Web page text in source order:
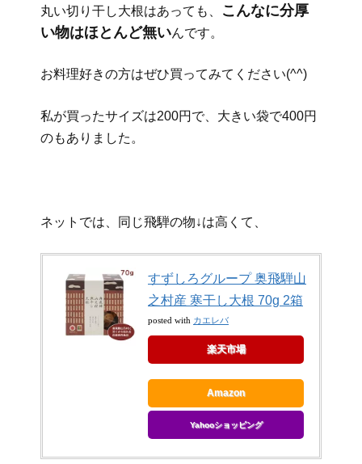
丸い切り干し大根はあっても、
こんなに分厚
い物はほとんど無いんです。
お料理好きの方はぜひ買ってみてください(^^)
私が買ったサイズは200円で、大きい袋で400円
のもありました。
ネットでは、同じ飛騨の物↓は高くて、
すずしろグループ 奥飛騨山
之村産 寒干し大根 70g 2箱
posted with カエレバ
楽天市場
Amazon
Yahooショッピング